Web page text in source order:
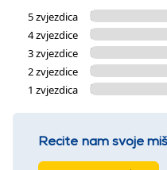
5 zvjezdica
4 zvjezdice
3 zvjezdice
2 zvjezdice
1 zvjezdica
Recite nam svoje